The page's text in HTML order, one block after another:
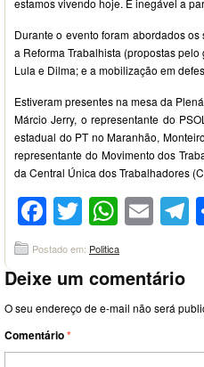
estamos vivendo hoje. É inegável a
Durante o evento foram abordados
a Reforma Trabalhista (propostas
Lula e Dilma; e a mobilização em
Estiveram presentes na mesa da
Márcio Jerry, o representante do
estadual do PT no Maranhão,
representante do Movimento dos
da Central Única dos Trabalhadores
Facebook
Twitter
Postado em: Politica
Deixe um comentário
O seu endereço de e-mail não será
Comentário*